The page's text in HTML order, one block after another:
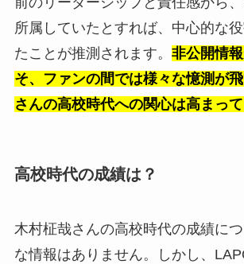
所属していたとすれば、中心的な
たことが推測されます。 非公開情
そ、ファンの間では様々な憶測が
さんの高校時代への関心は高まって
高校時代の成績は？
木村柾哉さんの高校時代の成績に
な情報はありません。しかし、